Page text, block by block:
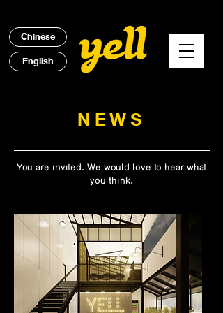
English
Chinese
NEWS
You are invited. We would love to hear what
you think.